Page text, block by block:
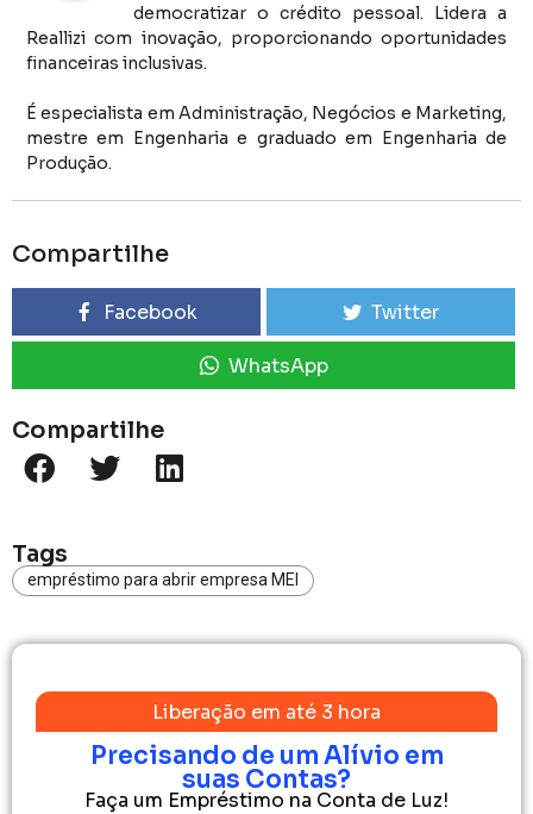
Compartilhe
Tags
empréstimo para abrir empresa MEI
Liberação em até 3 hora
Precisando de um Alívio em
suas Contas?
Faça um Empréstimo na Conta de Luz!
democratizar o crédito pessoal. Lidera a
Reallizi com inovação, proporcionando oportunidades
financeiras inclusivas.
É especialista em Administração, Negócios e Marketing,
mestre em Engenharia e graduado em Engenharia de
Produção.
Compartilhe
Facebook Twitter
WhatsApp